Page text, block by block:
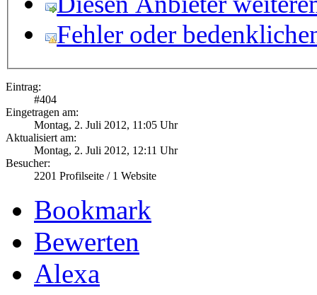
Fehler oder
Eintrag:
#404
Eingetragen am:
Montag, 2. Juli 2012, 11:05 Uhr
Aktualisiert am:
Montag, 2. Juli 2012, 12:11 Uhr
Besucher:
2201 Profilseite / 1 Website
Bookmark
Bewerten
Alexa